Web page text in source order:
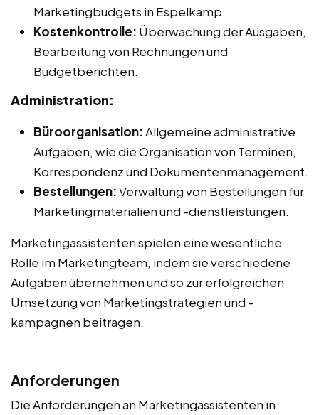
Marketingbudgets in Espelkamp.
Kostenkontrolle: Überwachung der Ausgaben,
Bearbeitung von Rechnungen und
Budgetberichten.
Administration:
Büroorganisation:Allgemeine administrative
Aufgaben, wie die Organisation von Terminen,
Korrespondenz und Dokumentenmanagement.
Bestellungen:Verwaltung von Bestellungen für
Marketingmaterialien und -dienstleistungen.
Marketingassistenten spielen eine wesentliche
Rolle im Marketingteam, indem sie verschiedene
Aufgaben übernehmen und so zur erfolgreichen
Umsetzung von Marketingstrategien und -
kampagnen beitragen.
Anforderungen
Die Anforderungen an Marketingassistenten in